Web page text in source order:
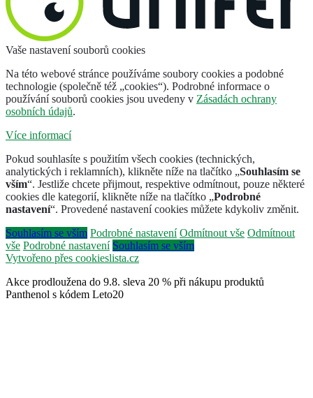
Vaše nastavení souborů cookies
Na této webové stránce používáme soubory cookies a podobné
technologie (společně též „cookies“). Podrobné informace o
používání souborů cookies jsou uvedeny v Zásadách ochrany
osobních údajů.
Více informací
Pokud souhlasíte s použitím všech cookies (technických,
analytických i reklamních), klikněte níže na tlačítko „Souhlasím se
vším“. Jestliže chcete přijmout, respektive odmítnout, pouze některé
cookies dle kategorií, klikněte níže na tlačítko „Podrobné
nastavení“. Provedené nastavení cookies můžete kdykoliv změnit.
Souhlasím se vším Podrobné nastavení Odmítnout vše Odmítnout
vše Podrobné nastavení Souhlasím se vším
Vytvořeno přes cookieslista.cz
Akce prodloužena do 9.8. sleva 20 % při nákupu produktů
Panthenol s kódem Leto20